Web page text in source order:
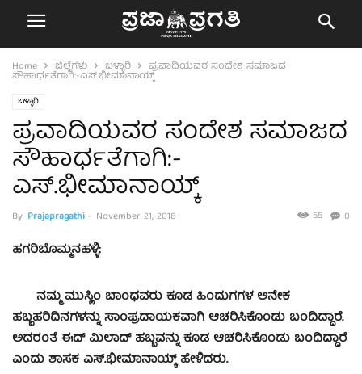
Home ಜಿಲ್ಲೆಗಳು ಬಳ್ಳಾರಿ ಪ್ರವಾದಿಯವರ ಸಂದೇಶ ಸಮಾಜದ
ಸೌಹಾರ್ಧತೆಗಾಗಿ:-ಎಸ್.ಭೀಮಾನಾಯ್ಕ್
ಬಳ್ಳಾರಿ
ಪ್ರವಾದಿಯವರ ಸಂದೇಶ ಸಮಾಜದ
ಸೌಹಾರ್ಧತೆಗಾಗಿ:-
ಎಸ್.ಭೀಮಾನಾಯ್ಕ್
By Prajapragathi- November 21, 2018 0
55
ಹಗರಿಬೊಮ್ಮನಹಳ್ಳಿ:
ನಮ್ಮ ಮುಸ್ಲಿಂ ಬಾಂಧವರು ಕೂಡ ಹಿಂದುಗಗಳ ಅನೇಕ
ಹಬ್ಬಹರಿದಿನಗಳನ್ನು ಸಾಂಪ್ರದಾಯಕವಾಗಿ ಆಚರಿಸಿಕೊಂಡು ಬಂದಿದ್ದಾರೆ.
ಅದರಂತೆ ಈದ್ ಮಿಲಾದ್ ಹಬ್ಬವನ್ನು ಕೂಡ ಆಚರಿಸಿಕೊಂಡು ಬಂದಿದ್ದಾರೆ
ಎಂದು ಶಾಸಕ ಎಸ್.ಭೀಮಾನಾಯ್ಕ್ ಹೇಳಿದರು.